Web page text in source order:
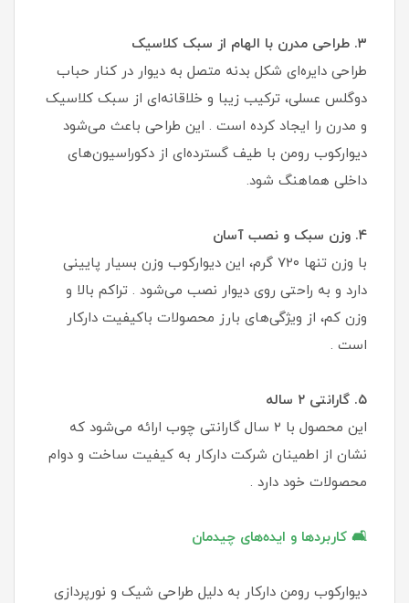
۳. طراحی مدرن با الهام از سبک کلاسیک
طراحی دایره‌ای شکل بدنه متصل به دیوار در کنار حباب
دوگلس عسلی، ترکیب زیبا و خلاقانه‌ای از سبک کلاسیک
و مدرن را ایجاد کرده است . این طراحی باعث می‌شود
دیوارکوب رومن با طیف گسترده‌ای از دکوراسیون‌های
داخلی هماهنگ شود.
۴. وزن سبک و نصب آسان
با وزن تنها ۷۲۰ گرم، این دیوارکوب وزن بسیار پایینی
دارد و به راحتی روی دیوار نصب می‌شود . تراکم بالا و
وزن کم، از ویژگی‌های بارز محصولات باکیفیت دارکار
است .
۵. گارانتی ۲ ساله
این محصول با ۲ سال گارانتی چوب ارائه می‌شود که
نشان از اطمینان شرکت دارکار به کیفیت ساخت و دوام
محصولات خود دارد .
🛋️ کاربردها و ایده‌های چیدمان
دیوارکوب رومن دارکار به دلیل طراحی شیک و نورپردازی